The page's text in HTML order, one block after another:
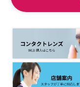
やソフトウエ
用日時，利用
てご利用の場
際しての各種
ドレス，クッ
識別情報など
ーザーが当